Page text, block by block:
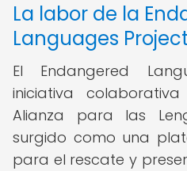
La labor de la
Languages Project
El Endangered
iniciativa
Alianza para las
surgido como una
para el rescate y